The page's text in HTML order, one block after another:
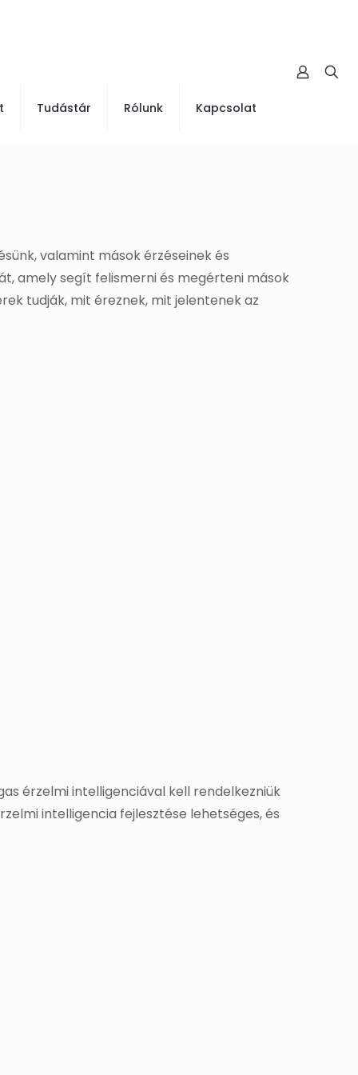
Tudástár Rólunk Kapcsolat
valamint mások érzéseinek és
amely segít felismerni és megérteni mások
tudják, mit éreznek, mit jelentenek az
érzelmi intelligenciával kell rendelkezniük
intelligencia fejlesztése lehetséges, és